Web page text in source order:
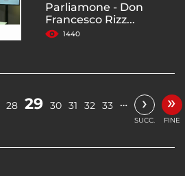
Parliamone - Don
Francesco Rizz...
1440
28 29 30 31 32 33 … ›
SUCC.
»
FINE